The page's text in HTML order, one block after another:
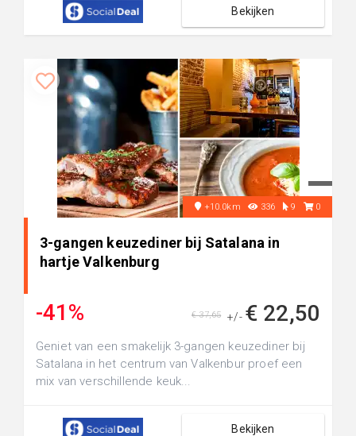
Bekijken
+10.0km 336 9 0
3-gangen keuzediner bij Satalana in
hartje Valkenburg
-41% +/- € 22,50
€ 37,65
Geniet van een smakelijk 3-gangen keuzediner bij
Satalana in het centrum van Valkenbur proef een
mix van verschillende keuk...
Bekijken